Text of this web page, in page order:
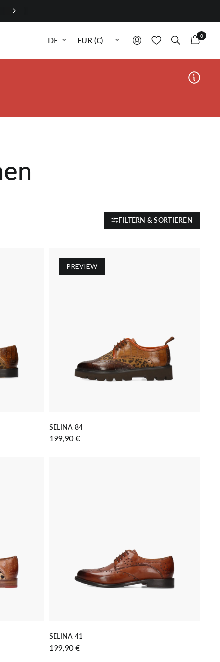
Sprache aktualisierenWährung aktualisieren 0
FILTERN & SORTIEREN
PREVIEW
SELINA 84
199,90 €
SELINA 41
199,90 €